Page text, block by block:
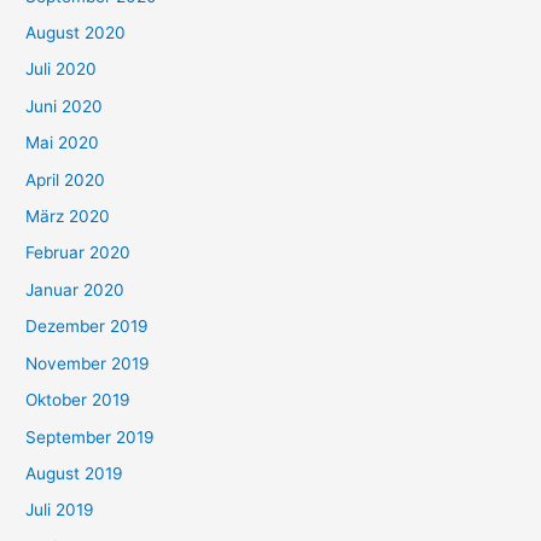
August 2020
Juli 2020
Juni 2020
Mai 2020
April 2020
März 2020
Februar 2020
Januar 2020
Dezember 2019
November 2019
Oktober 2019
September 2019
August 2019
Juli 2019